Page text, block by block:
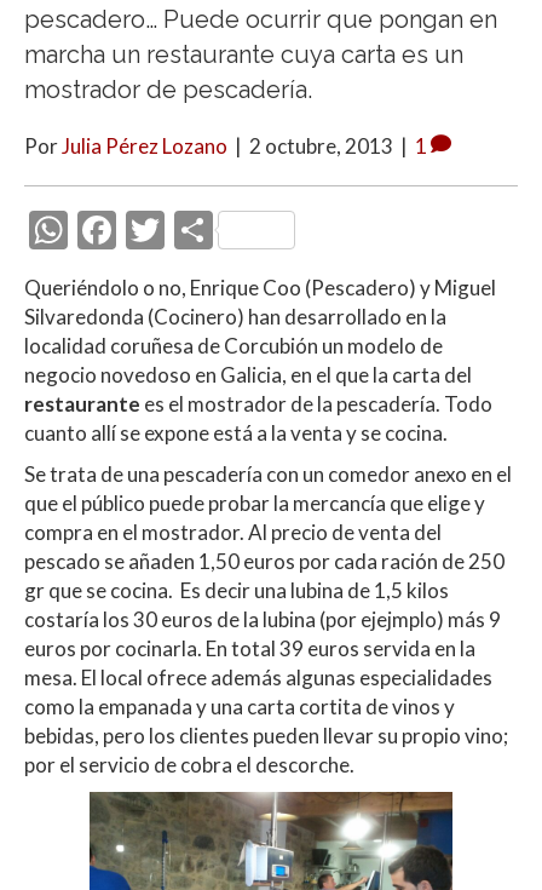
pescadero… Puede ocurrir que pongan en
marcha un restaurante cuya carta es un
mostrador de pescadería.
PorJulia Pérez Lozano | 2 octubre, 2013 | 1
W
h
at
s
A
p
p
F
ac
e
b
o
o
k
T
w
itt
er
C
o
m
p
ar
ti
r
Queriéndolo o no, Enrique Coo (Pescadero) y Miguel
Silvaredonda (Cocinero) han desarrollado en la
localidad coruñesa de Corcubión un modelo de
negocio novedoso en Galicia, en el que la carta del
restaurante es el mostrador de la pescadería. Todo
cuanto allí se expone está a la venta y se cocina.
Se trata de una pescadería con un comedor anexo en el
que el público puede probar la mercancía que elige y
compra en el mostrador. Al precio de venta del
pescado se añaden 1,50 euros por cada ración de 250
gr que se cocina. Es decir una lubina de 1,5 kilos
costaría los 30 euros de la lubina (por ejejmplo) más 9
euros por cocinarla. En total 39 euros servida en la
mesa. El local ofrece además algunas especialidades
como la empanada y una carta cortita de vinos y
bebidas, pero los clientes pueden llevar su propio vino;
por el servicio de cobra el descorche.